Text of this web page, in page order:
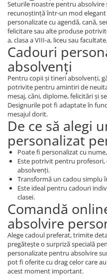
Seturile noastre pentru
recunoștință într-un mod
personalizate cu agendă, cană,
felicitare sau alte produse
a, clasa a VIII-a, liceu sau facultate.
Cadouri
absolvenți
Pentru copii și tineri absolvenți,
potrivite pentru amintiri de
mesaj, căni, diplome, felicitări și
Designurile pot fi adaptate în
mesajul dorit.
De ce să alegi
personalizat
Poate fi personalizat cu
Este potrivit pentru
absolvenți.
Transformă un cadou simplu
Este ideal pentru cadouri
clasei.
Comandă
absolvire
Alege cadoul preferat, trimite
pregătește o surpriză specială
personalizate pentru absolvire
pot fi oferite cu drag celor care
acest moment important.